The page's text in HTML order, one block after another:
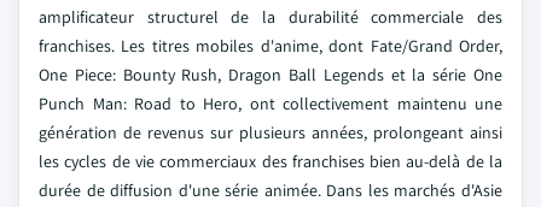
amplificateur structurel de la durabilité commerciale des
franchises. Les titres mobiles d'anime, dont Fate/Grand Order,
One Piece: Bounty Rush, Dragon Ball Legends et la série One
Punch Man: Road to Hero, ont collectivement maintenu une
génération de revenus sur plusieurs années, prolongeant ainsi
les cycles de vie commerciaux des franchises bien au-delà de la
durée de diffusion d'une série animée. Dans les marchés d'Asie